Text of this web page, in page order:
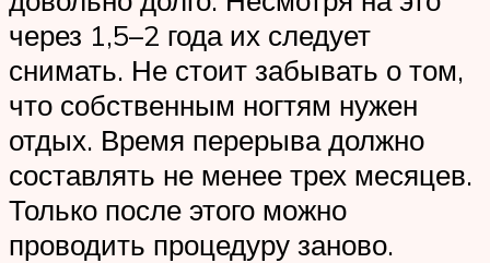
через 1,5–2 года их следует
снимать. Не стоит забывать о том,
что собственным ногтям нужен
отдых. Время перерыва должно
составлять не менее трех месяцев.
Только после этого можно
проводить процедуру заново.